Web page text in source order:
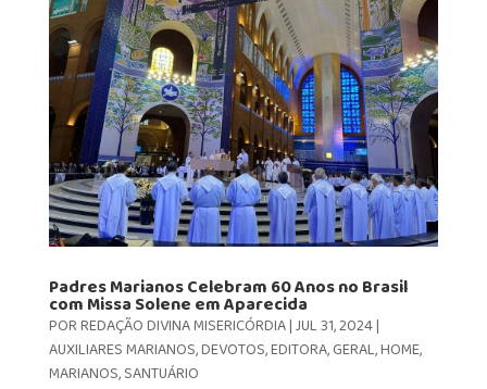
Padres Marianos Celebram 60 Anos no Brasil
com Missa Solene em Aparecida
PORREDAÇÃO DIVINA MISERICÓRDIA|JUL 31, 2024|
AUXILIARES MARIANOS,DEVOTOS,EDITORA,GERAL,HOME,
MARIANOS,SANTUÁRIO